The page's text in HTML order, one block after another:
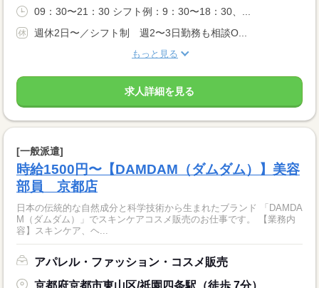
09：30〜21：30 シフト例：9：30〜18：30、...
週休2日〜／シフト制 週2〜3日勤務も相談O...
もっと見る
求人詳細を見る
[一般派遣]
時給1500円〜【DAMDAM（ダムダム）】美容
部員 京都店
日本の伝統的な自然成分と科学技術から生まれたブランド 「DAMDA
M（ダムダム）」でスキンケアコスメ販売のお仕事です。 【業務内
容】スキンケア、ヘ...
アパレル・ファッション・コスメ販売
京都府京都市東山区/祇園四条駅（徒歩 7分）